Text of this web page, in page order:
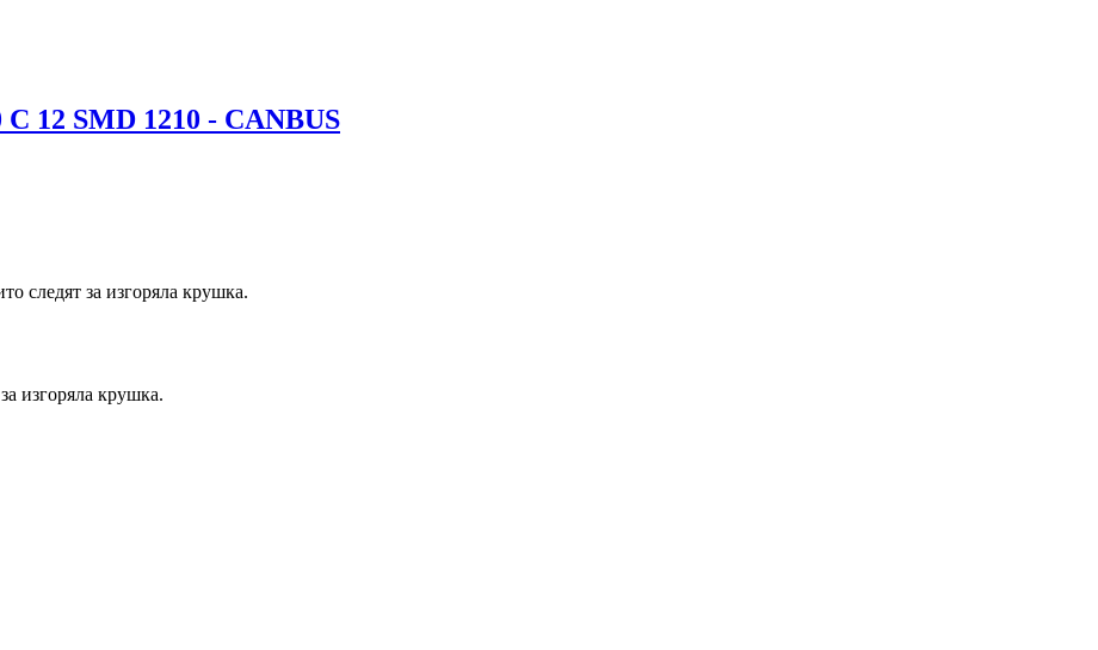
SMD 1210 - CANBUS
следят за изгоряла крушка.
изгоряла крушка.